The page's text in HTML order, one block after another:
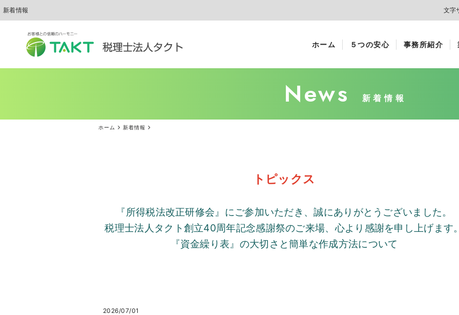
新着情報 文字
ホーム ５つの安心 事務所紹介
News 新着情報
ホーム 新着情報
トピックス
『所得税法改正研修会』にご参加いただき、誠にありがとうございました。
税理士法人タクト創立40周年記念感謝祭のご来場、心より感謝を申し上げます。
『資金繰り表』の大切さと簡単な作成方法について
2026/07/01